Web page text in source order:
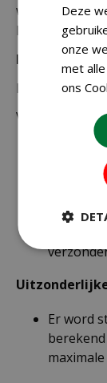
werkdagen.
Nederland als
Bestellingen
Voor een
€ 4,99
alleen
€ 6,99
rest
Er word
Deze
onze
met
ons